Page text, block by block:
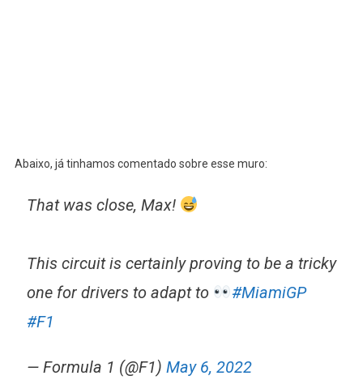
Abaixo, já tinhamos comentado sobre esse muro:
That was close, Max!
This circuit is certainly proving to be a tricky
one for drivers to adapt to
#MiamiGP
#F1
— Formula 1 (@F1) May 6, 2022